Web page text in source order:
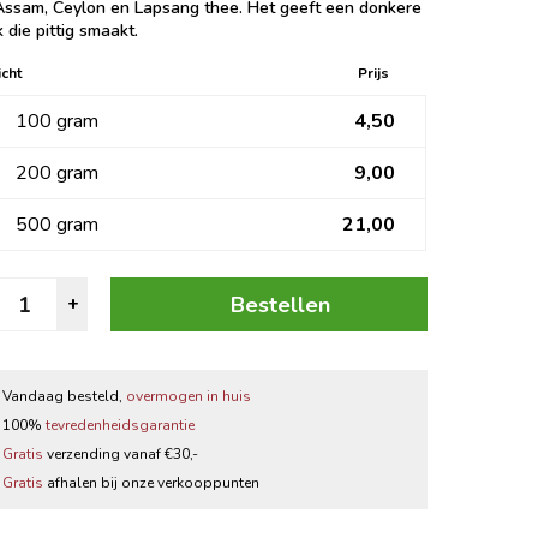
Zwarte thee
Ceylon en Lapsang thee. Het geeft een donkere
die pittig smaakt.
Prijs
100 gram
200 gram
500 gram
4,50
9,00
21,00
Kistje
+ Bestellen
Vandaag besteld, overmogen in huis
100%tevredenheidsgarantie
Gratis verzending vanaf €30,-
Gratis afhalen bij onze verkooppunten